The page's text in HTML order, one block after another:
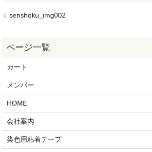
senshoku_img002
カート
メンバー
HOME
会社案内
染色用粘着テープ